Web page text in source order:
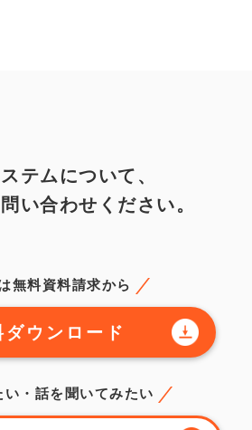
テムについて、
い合わせください。
無料資料請求から
ダウンロード
い・話を聞いてみたい